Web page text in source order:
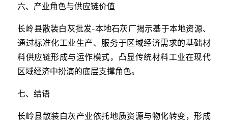
六、产业角色与供应链价值
长岭县散装白灰批发-本地石灰厂揭示基于本地资源、
通过标准化工业生产、服务于区域经济需求的基础材
料供应链形成与运作模式，凸显传统材料工业在现代
区域经济中扮演的底层支撑角色。
七、结语
长岭县散装白灰产业依托地质资源与物化转变，形成